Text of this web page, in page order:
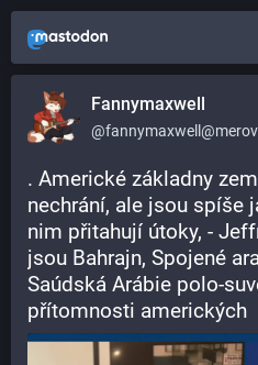
Fannymaxwell
@
. Americké základny
nechrání, ale jsou spíše
nim přitahují útoky, -
jsou Bahrajn, Spojené
Saúdská Arábie polo-
přítomnosti amerických